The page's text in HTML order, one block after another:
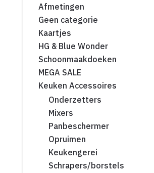
Afmetingen
Geen categorie
Kaartjes
HG & Blue Wonder
Schoonmaakdoeken
MEGA SALE
Keuken Accessoires
Onderzetters
Mixers
Panbeschermer
Opruimen
Keukengerei
Schrapers/borstels